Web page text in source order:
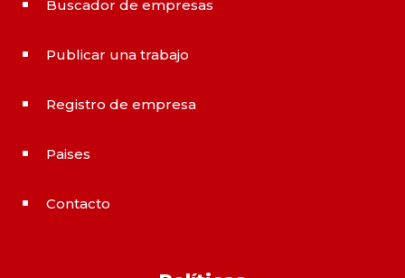
^ Buscador de empresas
^ Publicar una trabajo
^ Registro de empresa
^ Paises
^ Contacto